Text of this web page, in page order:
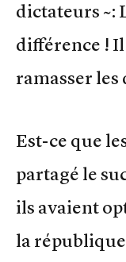
dictateurs ~:
différence !
ramasser
Est-ce que
partagé le
ils avaient
la